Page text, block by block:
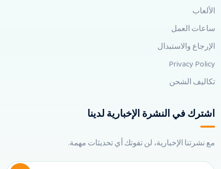
الألعاب
ساعات العمل
الإرجاع والاستبدال
Privacy Policy
تكاليف الشحن
اشترك في النشرة الإخبارية لدينا
مع نشرتنا الإخبارية، لن تفوتك أي تحديثات مهمة.